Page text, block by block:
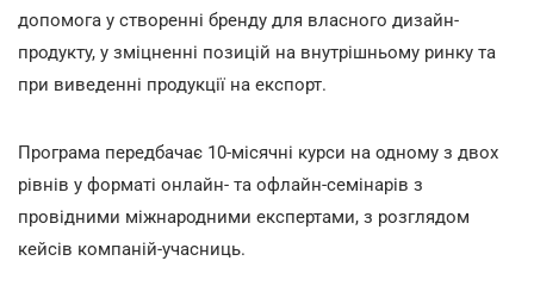
допомога у створенні бренду для власного дизайн-
продукту, у зміцненні позицій на внутрішньому ринку та
при виведенні продукції на експорт.
Програма передбачає 10-місячні курси на одному з двох
рівнів у форматі онлайн- та офлайн-семінарів з
провідними міжнародними експертами, з розглядом
кейсів компаній-учасниць.